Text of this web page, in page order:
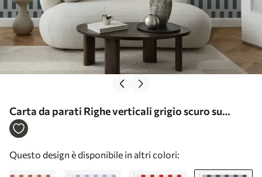
Carta da parati Righe verticali grigio scuro su
sfondo grigio Nr. a01189v4
Questo design è disponibile in altri colori: